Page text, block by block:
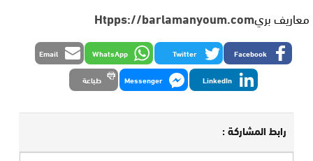
معاريف بريHtpps://barlamanyoum.com
Facebook
Twitter
WhatsApp
Email
LinkedIn
Messenger طباعة
رابط المشاركة :